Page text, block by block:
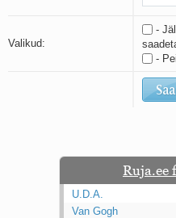
Valikud:
-
-
Ruja.ee
U.D.A.
Van Gogh